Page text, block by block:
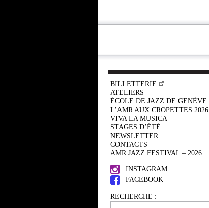
BILLETTERIE
ATELIERS
ÉCOLE DE JAZZ DE GENÈVE
L’AMR AUX CROPETTES 2026
VIVA LA MUSICA
STAGES D’ÉTÉ
NEWSLETTER
CONTACTS
AMR JAZZ FESTIVAL – 2026
INSTAGRAM
FACEBOOK
RECHERCHE :